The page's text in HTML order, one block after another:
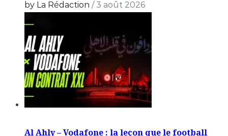
by La Rédaction /3 août 2026
Al Ahly – Vodafone : la leçon que le football